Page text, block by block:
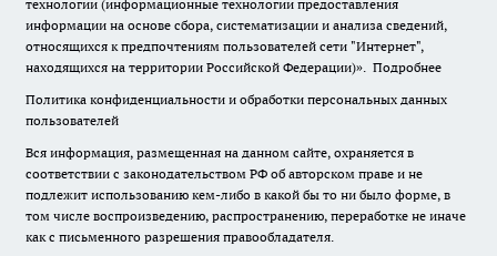
технологии (информационные технологии предоставления
информации на основе сбора, систематизации и анализа сведений,
относящихся к предпочтениям пользователей сети "Интернет",
находящихся на территории Российской Федерации)». Подробнее
Политика конфиденциальности и обработки персональных данных
пользователей
Вся информация, размещенная на данном сайте, охраняется в
соответствии с законодательством РФ об авторском праве и не
подлежит использованию кем-либо в какой бы то ни было форме, в
том числе воспроизведению, распространению, переработке не иначе
как с письменного разрешения правообладателя.